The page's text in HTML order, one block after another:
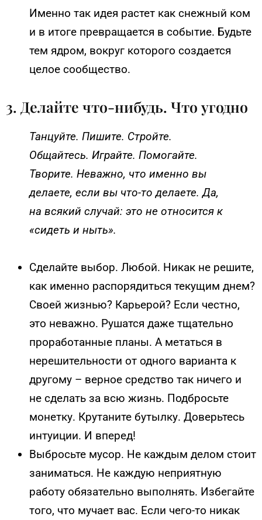
Именно так идея растет как снежный ком
и в итоге превращается в событие. Будьте
тем ядром, вокруг которого создается
целое сообщество.
3. Делайте что-нибудь. Что угодно
Танцуйте. Пишите. Стройте.
Общайтесь. Играйте. Помогайте.
Творите. Неважно, что именно вы
делаете, если вы что-то делаете. Да,
на всякий случай: это не относится к
«сидеть и ныть».
Сделайте выбор. Любой. Никак не решите,
как именно распорядиться текущим днем?
Своей жизнью? Карьерой? Если честно,
это неважно. Рушатся даже тщательно
проработанные планы. А метаться в
нерешительности от одного варианта к
другому – верное средство так ничего и
не сделать за всю жизнь. Подбросьте
монетку. Крутаните бутылку. Доверьтесь
интуиции. И вперед!
Выбросьте мусор. Не каждым делом стоит
заниматься. Не каждую неприятную
работу обязательно выполнять. Избегайте
того, что мучает вас. Если чего-то никак